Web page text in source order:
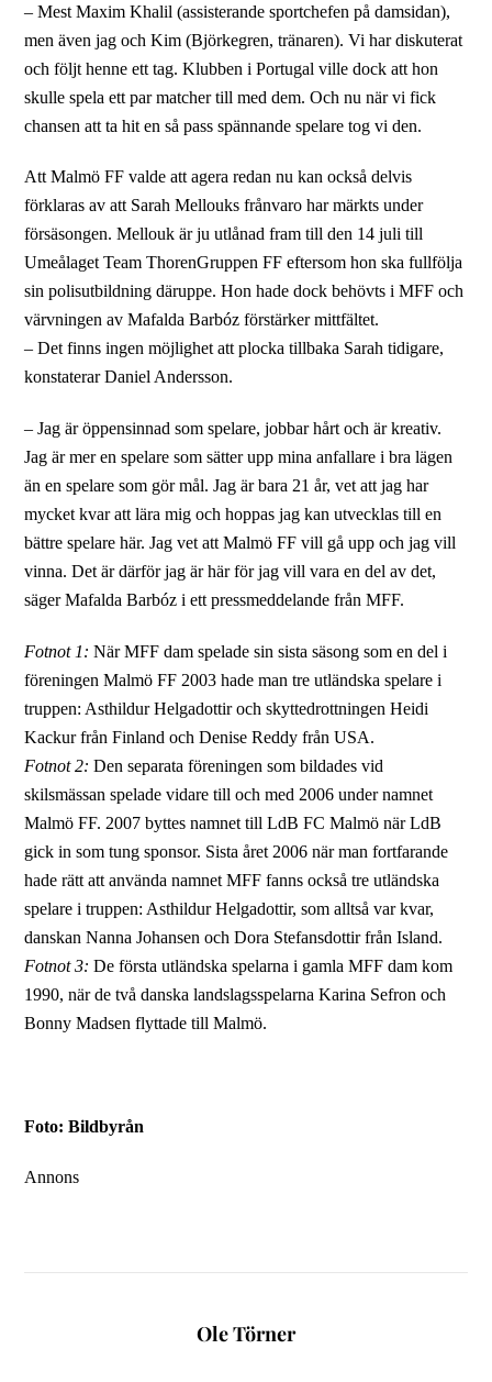
– Mest Maxim Khalil (assisterande sportchefen på damsidan),
men även jag och Kim (Björkegren, tränaren). Vi har diskuterat
och följt henne ett tag. Klubben i Portugal ville dock att hon
skulle spela ett par matcher till med dem. Och nu när vi fick
chansen att ta hit en så pass spännande spelare tog vi den.
Att Malmö FF valde att agera redan nu kan också delvis
förklaras av att Sarah Mellouks frånvaro har märkts under
försäsongen. Mellouk är ju utlånad fram till den 14 juli till
Umeålaget Team ThorenGruppen FF eftersom hon ska fullfölja
sin polisutbildning däruppe. Hon hade dock behövts i MFF och
värvningen av Mafalda Barbóz förstärker mittfältet.
– Det finns ingen möjlighet att plocka tillbaka Sarah tidigare,
konstaterar Daniel Andersson.
– Jag är öppensinnad som spelare, jobbar hårt och är kreativ.
Jag är mer en spelare som sätter upp mina anfallare i bra lägen
än en spelare som gör mål. Jag är bara 21 år, vet att jag har
mycket kvar att lära mig och hoppas jag kan utvecklas till en
bättre spelare här. Jag vet att Malmö FF vill gå upp och jag vill
vinna. Det är därför jag är här för jag vill vara en del av det,
säger Mafalda Barbóz i ett pressmeddelande från MFF.
Fotnot 1: När MFF dam spelade sin sista säsong som en del i
föreningen Malmö FF 2003 hade man tre utländska spelare i
truppen: Asthildur Helgadottir och skyttedrottningen Heidi
Kackur från Finland och Denise Reddy från USA.
Fotnot 2: Den separata föreningen som bildades vid
skilsmässan spelade vidare till och med 2006 under namnet
Malmö FF. 2007 byttes namnet till LdB FC Malmö när LdB
gick in som tung sponsor. Sista året 2006 när man fortfarande
hade rätt att använda namnet MFF fanns också tre utländska
spelare i truppen: Asthildur Helgadottir, som alltså var kvar,
danskan Nanna Johansen och Dora Stefansdottir från Island.
Fotnot 3: De första utländska spelarna i gamla MFF dam kom
1990, när de två danska landslagsspelarna Karina Sefron och
Bonny Madsen flyttade till Malmö.
Foto: Bildbyrån
Annons
Ole Törner